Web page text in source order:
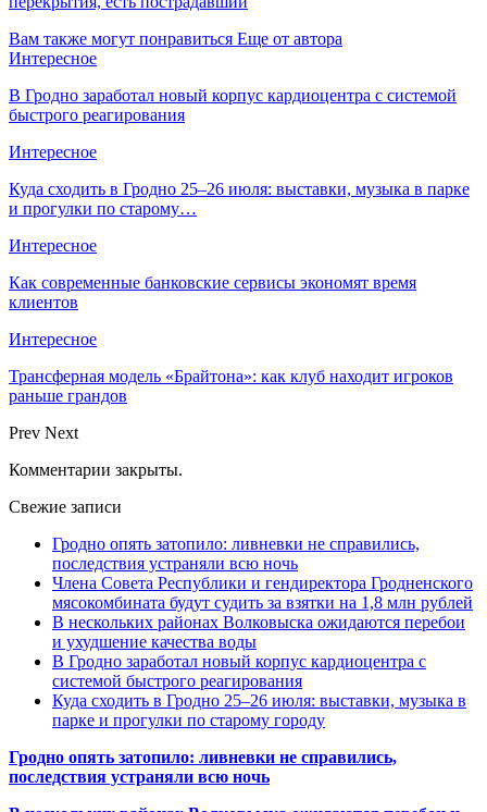
Вам также могут понравиться Еще от автора
Интересное
В Гродно заработал новый корпус кардиоцентра с системой
быстрого реагирования
Интересное
Куда сходить в Гродно 25–26 июля: выставки, музыка в парке
и прогулки по старому…
Интересное
Как современные банковские сервисы экономят время
клиентов
Интересное
Трансферная модель «Брайтона»: как клуб находит игроков
раньше грандов
Prev Next
Комментарии закрыты.
Свежие записи
Гродно опять затопило: ливневки не справились,
последствия устраняли всю ночь
Члена Совета Республики и гендиректора Гродненского
мясокомбината будут судить за взятки на 1,8 млн рублей
В нескольких районах Волковыска ожидаются перебои
и ухудшение качества воды
В Гродно заработал новый корпус кардиоцентра с
системой быстрого реагирования
Куда сходить в Гродно 25–26 июля: выставки, музыка в
парке и прогулки по старому городу
Гродно опять затопило: ливневки не справились,
последствия устраняли всю ночь